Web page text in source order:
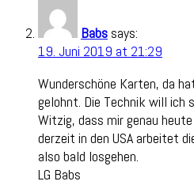
Babs says:
19. Juni 2019 at 21:29
Wunderschöne Karten, da
gelohnt. Die Technik will ich
Witzig, dass mir genau
derzeit in den USA arbeitet
also bald losgehen.
LG Babs